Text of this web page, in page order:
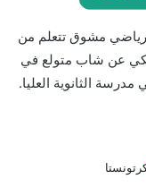
مشوق تتعلم من
عن شاب متولع في
الثانوية العليا.